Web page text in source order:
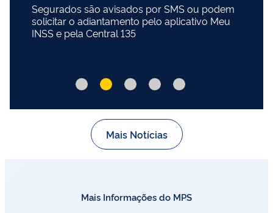
Segurados são avisados por SMS ou podem
solicitar o adiantamento pelo aplicativo Meu
INSS e pela Central 135
Mais Notícias
Mais Informações do MPS